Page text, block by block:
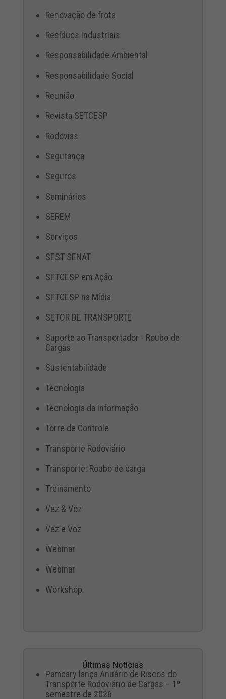
Renovação de frota
Resíduos Industriais
Responsabilidade Ambiental
Responsabilidade Social
Reunião
Revista SETCESP
Rodovias
Segurança
Seguros
Seminários
SEREM
Serviços
SEST SENAT
SETCESP em Ação
SETCESP na Mídia
SETOR DE TRANSPORTE
Suporte ao Transportador - Roubo de
Cargas
Sustentabilidade
Tecnologia
Tecnologia da Informação
Torre de Controle
Transporte Rodoviário
Transporte: Roubo de carga
Treinamento
Vez & Voz
Vez e Voz
Webinar
Webinar
Workshop
Últimas Notícias
Pamcary lança Anuário de Riscos do
Transporte Rodoviário de Cargas – 1º
semestre de 2026